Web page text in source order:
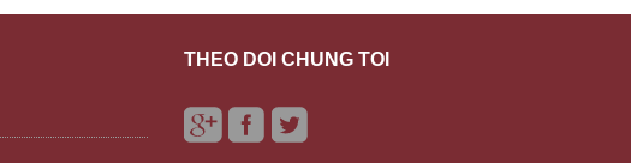
THEO DÕI CHÚNG TÔI